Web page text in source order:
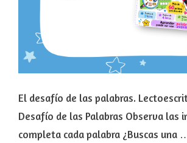
El desafío de las palabras.
Desafío de las Palabras Observa las
completa cada palabra ¿Buscas una